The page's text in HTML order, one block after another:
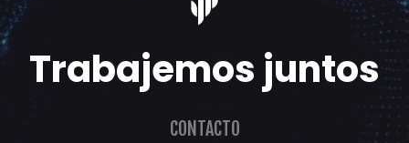
Trabajemos juntos
CONTACTO